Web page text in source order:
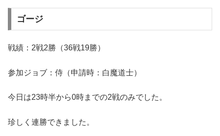
ゴージ
戦績：2戦2勝（36戦19勝）
参加ジョブ：侍（申請時：白魔道士）
今日は23時半から0時までの2戦のみでした。
珍しく連勝できました。